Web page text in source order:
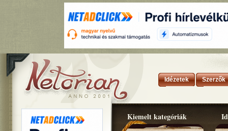
Idézetek Szerzők
Kiemelt kategóriák